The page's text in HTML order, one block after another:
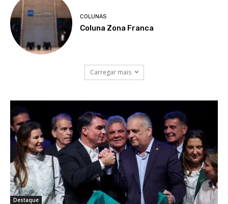
COLUNAS
Coluna Zona Franca
Carregar mais
Destaque